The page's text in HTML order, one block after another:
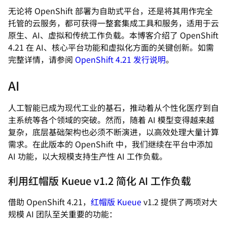
无论将 OpenShift 部署为自助式平台，还是将其用作完全
托管的云服务，都可获得一整套集成工具和服务，适用于云
原生、AI、虚拟和传统工作负载。本博客介绍了 OpenShift
4.21 在 AI、核心平台功能和虚拟化方面的关键创新。如需
完整详情，请参阅 OpenShift 4.21 发行说明。
AI
人工智能已成为现代工业的基石，推动着从个性化医疗到自
主系统等各个领域的突破。然而，随着 AI 模型变得越来越
复杂，底层基础架构也必须不断演进，以高效处理大量计算
需求。在此版本的 OpenShift 中，我们继续在平台中添加
AI 功能，以大规模支持生产性 AI 工作负载。
利用红帽版 Kueue v1.2 简化 AI 工作负载
借助 OpenShift 4.21， 红帽版 Kueuev1.2 提供了两项对大
规模 AI 团队至关重要的功能：